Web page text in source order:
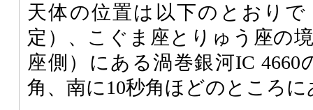
天体の位置は以下のとおり
定）、こぐま座とりゅう座の
座側）にある渦巻銀河IC
角、南に10秒角ほどのところ